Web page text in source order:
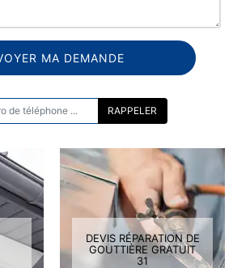
DEVIS RÉPARATION DE
GOUTTIÈRE GRATUIT
31